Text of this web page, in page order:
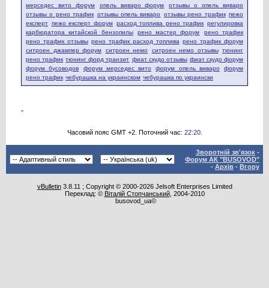
мерседес вито форум опель виваро форум
отзывы о опель виваро
отзывы о рено трафик отзывы опель виваро отзывы рено трафик пежо
експерт пежо експерт форум расход топлива рено трафик регулировка
карбюратора китайской бензопилы
рено мастер форум
рено трафик
рено трафик отзывы рено трафик расход топлива рено трафик форум
ситроен джампер форум
ситроен немо ситроен немо отзывы тюнинг
рено трафик тюнинг форд транзит фиат скудо отзывы фиат скудо форум
форум бусоводов
форум мерседес вито форум опель виваро
форум
рено трафик чебурашка на украинском чебурашка по украински
Часовий пояс GMT +2. Поточний час: 22:20.
Зворотній зв'язок -
Форум АК "BUSOVOD"
- Архів - Вгору
vBulletin3.8.11 ; Copyright © 2000-2026 Jelsoft Enterprises Limited
Переклад: © Віталій Стопчанський, 2004-2010
busovod_ua©